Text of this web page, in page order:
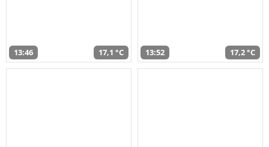
13:46 17,1 °C 13:52 17,2 °C